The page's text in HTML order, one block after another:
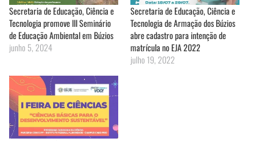
Secretaria de Educação, Ciência e
Tecnologia promove III Seminário
de Educação Ambiental em Búzios
junho 5, 2024
Secretaria de Educação, Ciência e
Tecnologia de Armação dos Búzios
abre cadastro para intenção de
matrícula no EJA 2022
julho 19, 2022